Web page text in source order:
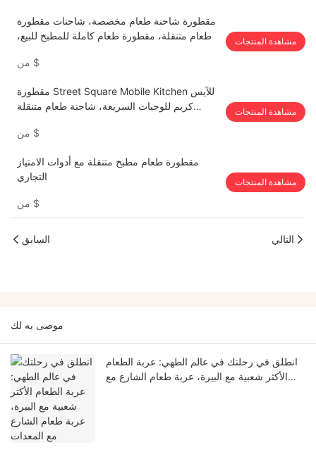
مقطورة شاحنة طعام مخصصة، شاحنات مقطورة
طعام متنقلة، مقطورة طعام كاملة للمطبخ للبيع،
$
مشاهدة المنتجات
مقطورة Street Square Mobile Kitchen للآيس
كريم للوجبات السريعة، شاحنة طعام متنقلة
المتحدة الأمريكية
$
مشاهدة المنتجات
مقطورة طعام مطبخ متنقلة مع أدوات الامتياز
التجاري
$
مشاهدة المنتجات
السابق التالي
موصى به لك
انطلق في رحلتك في عالم الطهي: عربة الطعام
الأكثر شعبية مع البيرة، عربة طعام الشارع مع